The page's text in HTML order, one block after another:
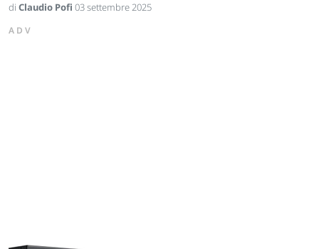
di Claudio Pofi 03 settembre 2025
ADV